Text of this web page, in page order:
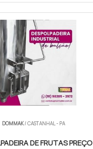
DOMMAK/ CASTANHAL - PA
DE FRUTAS PREÇO